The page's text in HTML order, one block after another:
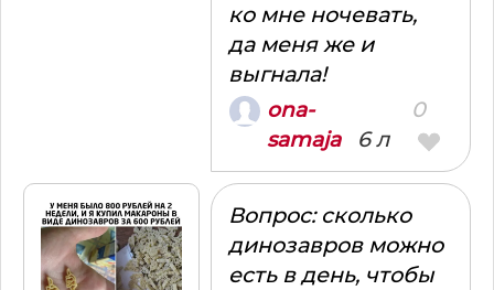
ко мне ночевать,
да меня же и
выгнала!
ona-
samaja6 л
0
Вопрос: сколько
динозавров можно
есть в день, чтобы